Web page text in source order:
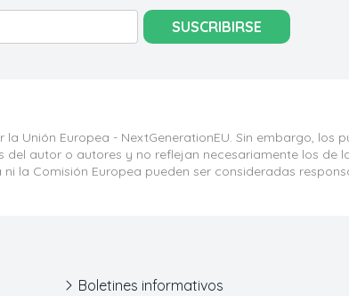
SUSCRIBIRSE
la Unión Europea - NextGenerationEU. Sin embargo, los
del autor o autores y no reflejan necesariamente los de
ni la Comisión Europea pueden ser consideradas
Boletines informativos